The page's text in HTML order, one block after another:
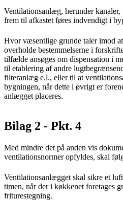
Ventilationsanlæg, herunder
frem til afkastet føres indvendigt i
Hvor væsentlige grunde taler imod
overholde bestemmelserne i
tilfælde ansøges om dispensation i
til etablering af andre
filteranlæg e.l., eller til at
bygningen, når dette i øvrigt er
anlægget placeres.
Bilag 2 - Pkt. 4
Med mindre det på anden vis
ventilationsnormer opfyldes, skal
Ventilationsanlægget skal sikre et
timen, når der i køkkenet foretages
friturestegning.